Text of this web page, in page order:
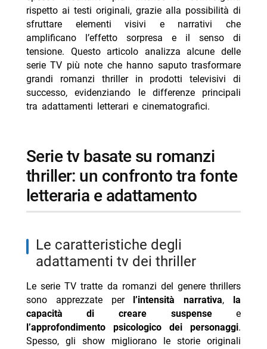
- serie TV con modifiche sostanziali rispetto ai
romanzi originali
-- big little lies (2017-2019)
-- the undoing (2020)
-- we were liars (2025-)
- personaggi iconici nei thriller televisivi: protagonisti
memorabili
-- RispondiAnnulla risposta
- Gloria! film Margherita Vicario dal 24 agosto Netflix
- Cent’anni di solitudine finale 26 agosto Netflix
- Outer Banks 5 stagione finale dal 20 agosto Netflix
- The Last House dal 7 agosto su Netflix: trama e
cast
rispetto ai testi originali, grazie alla possibilità di
sfruttare elementi visivi e narrativi che
amplificano l’effetto sorpresa e il senso di
tensione. Questo articolo analizza alcune delle
serie TV più note che hanno saputo trasformare
grandi romanzi thriller in prodotti televisivi di
successo, evidenziando le differenze principali
tra adattamenti letterari e cinematografici.
serie tv basate su romanzi
thriller: un confronto tra fonte
letteraria e adattamento
le caratteristiche degli
adattamenti tv dei thriller
Le serie TV tratte da romanzi del genere thrillers
sono apprezzate per
l’intensità narrativa,
la
capacità di creare suspensee
l’approfondimento psicologico dei personaggi.
Spesso, gli show migliorano le storie originali